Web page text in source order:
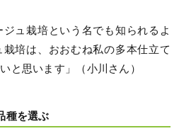
ュ栽培という名でも知られるよ
培は、おおむね私の多本仕立て
と思います」（小川さん）
種を選ぶ